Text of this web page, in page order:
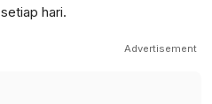
hari.
Advertisement